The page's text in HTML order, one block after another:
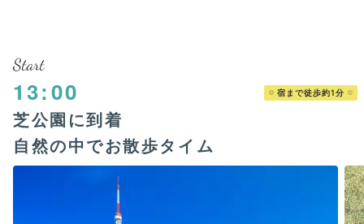
Start
13:00 宿まで徒歩約1分
芝公園に到着
自然の中でお散歩タイム